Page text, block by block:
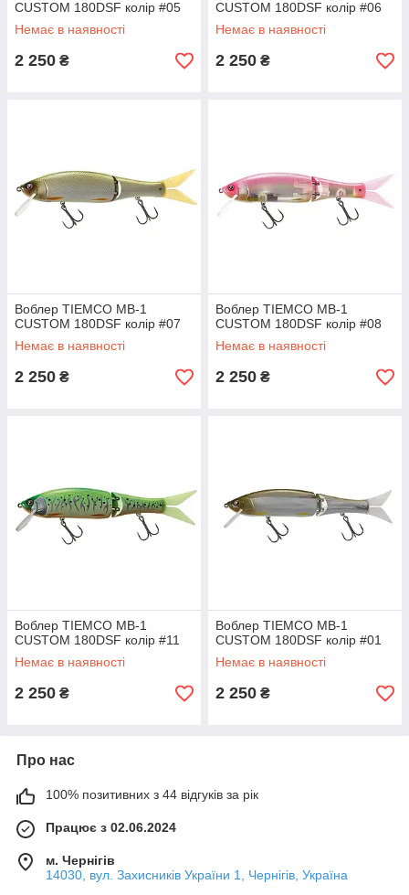
CUSTOM 180DSF колір #05
Немає в наявності
2 250 ₴
CUSTOM 180DSF колір #06
Немає в наявності
2 250 ₴
Воблер TIEMCO MB-1
CUSTOM 180DSF колір #07
Немає в наявності
2 250 ₴
Воблер TIEMCO MB-1
CUSTOM 180DSF колір #08
Немає в наявності
2 250 ₴
Воблер TIEMCO MB-1
CUSTOM 180DSF колір #11
Немає в наявності
2 250 ₴
Воблер TIEMCO MB-1
CUSTOM 180DSF колір #01
Немає в наявності
2 250 ₴
Про нас
100% позитивних з 44 відгуків за рік
Працює з 02.06.2024
м. Чернігів
14030, вул. Захисників України 1, Чернігів, Україна